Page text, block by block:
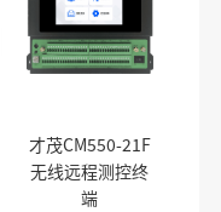
才茂CM550-21F
无线远程测控终
端